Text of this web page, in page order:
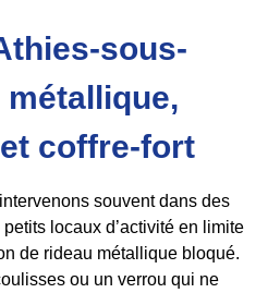
sous-
coffre-fort
souvent dans des
locaux d’activité en limite
de rideau métallique bloqué.
ou un verrou qui ne